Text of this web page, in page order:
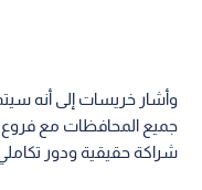
وأشار خريسات إلى أنه
جميع المحافظات مع فروع
شراكة حقيقية ودور